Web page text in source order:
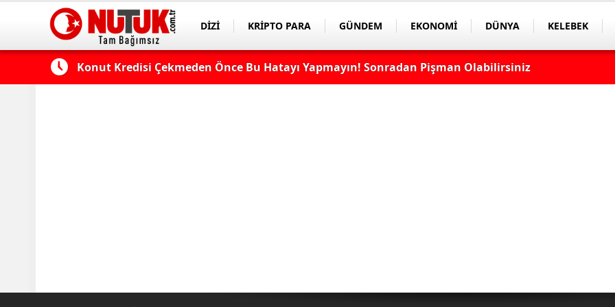
DİZİ KRİPTO PARA GÜNDEM EKONOMİ DÜNYA KELEBEK
Edilmeli? Konut Kredisi Çekmeden Önce Bu Hatayı Yapmayın! Sonradan Pişman Olabilirsiniz